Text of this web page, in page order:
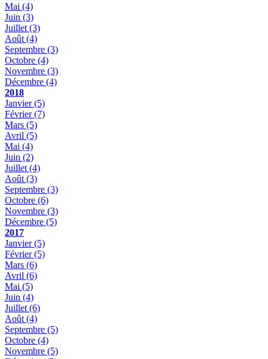
Mai (4)
Juin (3)
Juillet (3)
Août (4)
Septembre (3)
Octobre (4)
Novembre (3)
Décembre (4)
2018
Janvier(5)
Février(7)
Mars (5)
Avril (5)
Mai (4)
Juin (2)
Juillet (4)
Août (3)
Septembre (3)
Octobre (6)
Novembre (3)
Décembre (5)
2017
Janvier(5)
Février(5)
Mars (6)
Avril (6)
Mai (5)
Juin (4)
Juillet (6)
Août (4)
Septembre (5)
Octobre (4)
Novembre (5)